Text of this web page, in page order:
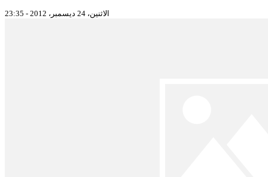
الاثنين، 24 ديسمبر، 2012 - 23:35